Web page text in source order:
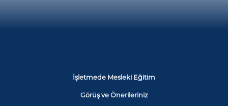
İşletmede Mesleki Eğitim
Görüş ve Önerileriniz